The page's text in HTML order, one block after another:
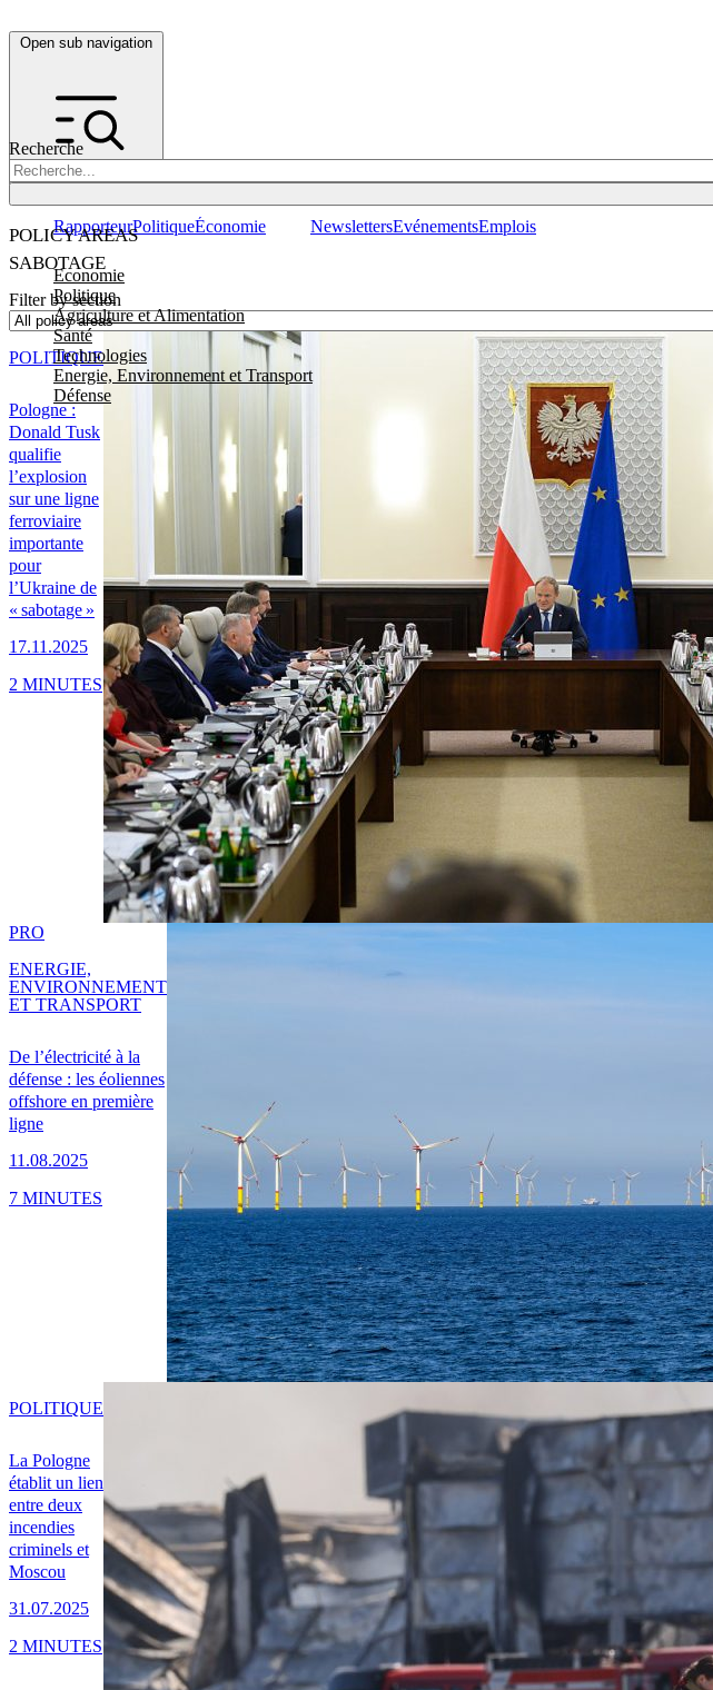
Open sub navigation
Recherche
POLICY AREAS
Economie
Politique
Agriculture et Alimentation
Santé
Technologies
Energie, Environnement et Transport
Défense
RapporteurPolitiqueÉconomie NewslettersEvénementsEmplois
SABOTAGE
Filter by section
Pologne :
Donald Tusk
qualifie
l’explosion
sur une ligne
ferroviaire
importante
pour
l’Ukraine de
« sabotage »
17.11.2025
POLITIQUE
2 MINUTES
De l’électricité à la
défense : les éoliennes
offshore en première
ligne
11.08.2025
PRO
ENERGIE,
ENVIRONNEMENT
ET TRANSPORT
7 MINUTES
La Pologne
établit un lien
entre deux
incendies
criminels et
Moscou
31.07.2025
POLITIQUE
2 MINUTES